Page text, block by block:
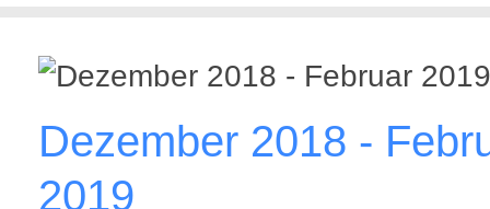
Dezember 2018 -
2019